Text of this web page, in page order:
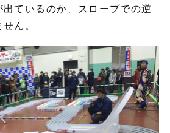
ているのか、スロープでの逆
ん。